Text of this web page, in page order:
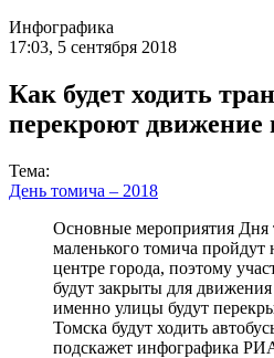
Инфографика
17:03, 5 сентября 2018
Как будет ходить
перекроют движение
Тема:
День томича – 2018
Основные мероприятия Дня
маленького томича пройдут
центре города, поэтому
будут закрыты для
именно улицы будут
Томска будут ходить
подскажет инфографика